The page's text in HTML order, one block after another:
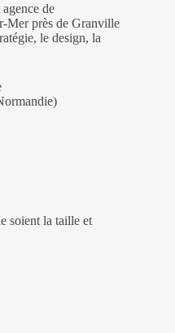
de
Mer près de Granville
le design, la
soient la taille et